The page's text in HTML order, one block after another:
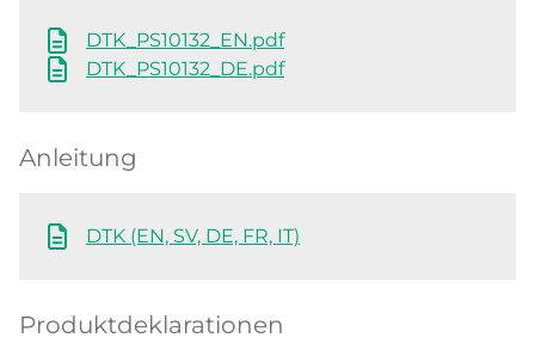
DTK_PS10132_EN.pdf
DTK_PS10132_DE.pdf
Anleitung
DTK (EN, SV, DE, FR, IT)
Produktdeklarationen